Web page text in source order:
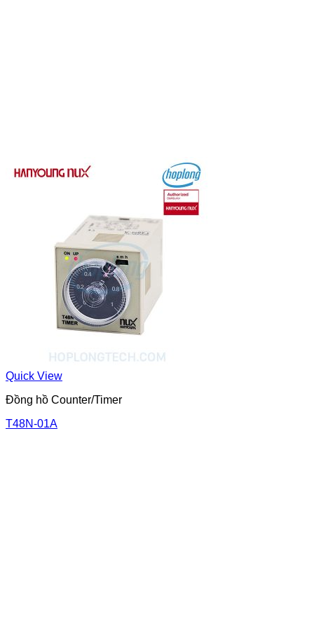
Quick View
Đồng hồ Counter/Timer
T48N-01A